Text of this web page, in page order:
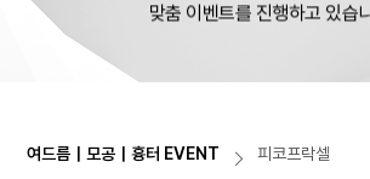
맞춤 이벤트를 진행하고 있습
여드름｜모공｜흉터 EVENT 피코프락셀